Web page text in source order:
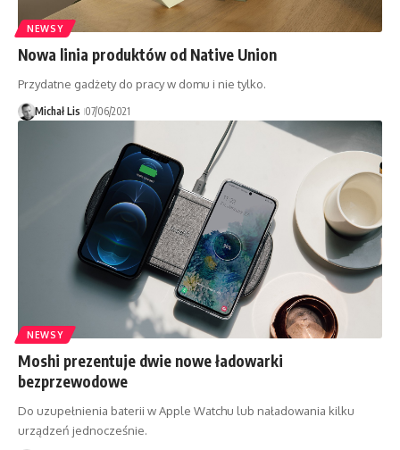
NEWSY
Nowa linia produktów od Native Union
Przydatne gadżety do pracy w domu i nie tylko.
Michał Lis 07/06/2021
NEWSY
Moshi prezentuje dwie nowe ładowarki
bezprzewodowe
Do uzupełnienia baterii w Apple Watchu lub naładowania kilku
urządzeń jednocześnie.